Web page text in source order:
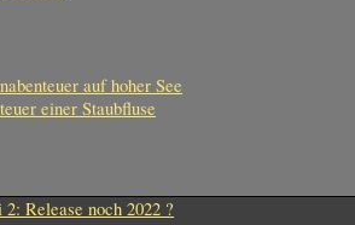
auf hoher See
einer Staubfluse